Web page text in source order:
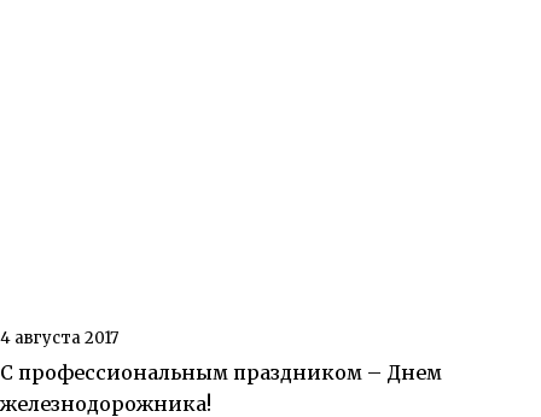
4 августа 2017
С профессиональным праздником – Днем
железнодорожника!